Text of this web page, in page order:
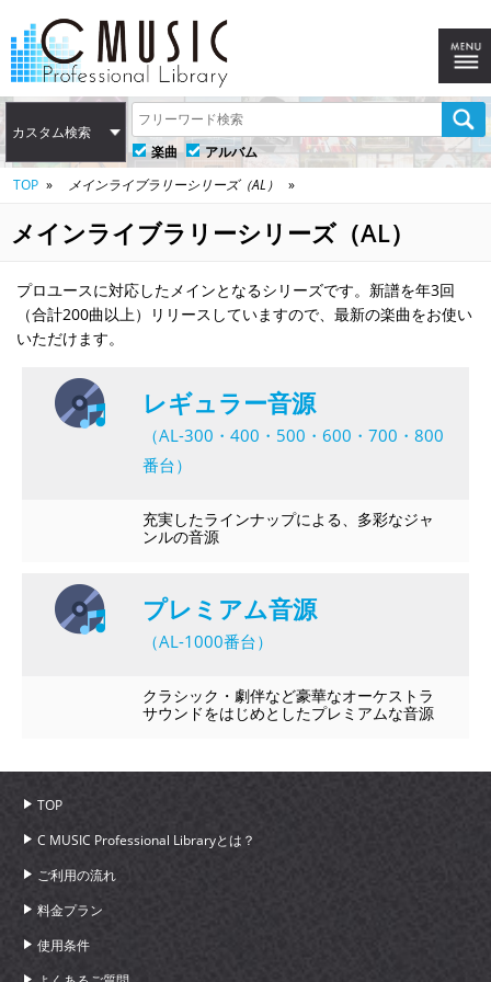
カスタム検索
楽曲
アルバム
TOP
メインライブラリーシリーズ（AL）
メインライブラリーシリーズ（AL）
プロユースに対応したメインとなるシリーズです。新譜を年3回
（合計200曲以上）リリースしていますので、最新の楽曲をお使い
いただけます。
レギュラー音源
（AL-300・400・500・600・700・800
番台）
充実したラインナップによる、多彩なジャ
ンルの音源
プレミアム音源
（AL-1000番台）
クラシック・劇伴など豪華なオーケストラ
サウンドをはじめとしたプレミアムな音源
TOP
C MUSIC Professional Libraryとは？
ご利用の流れ
料金プラン
使用条件